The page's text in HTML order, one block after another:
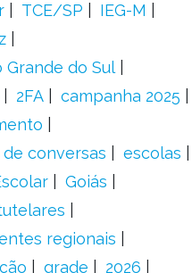
TCE/SP
IEG-M
Grande do Sul
2FA
campanha 2025
de conversas
escolas
Goiás
regionais
grade 2026